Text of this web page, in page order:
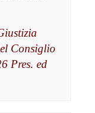
Consiglio
Pres. ed